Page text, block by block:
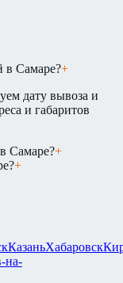
в Самаре?+
дату вывоза и
и габаритов
Самаре?+
+
КазаньХабаровск
на-